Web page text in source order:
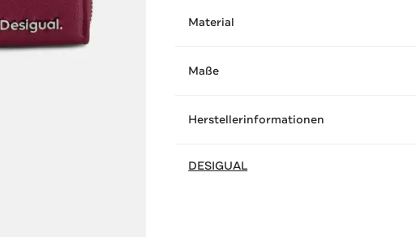
Material
Maße
Herstellerinformationen
DESIGUAL